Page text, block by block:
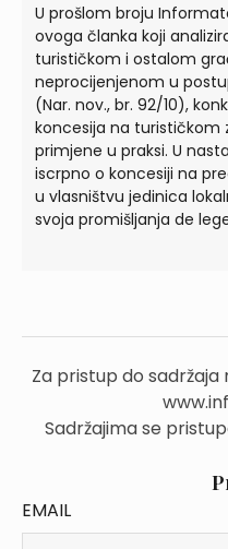
U prošlom broju
ovoga članka koji
turističkom i ostalom
neprocijenjenom u
(Nar. nov., br. 92/10),
koncesija na turističkom
primjene u praksi. U
iscrpno o koncesiji na
u vlasništvu jedinica
svoja promišljanja de
Za pristup do
Sadržajima se
EMAIL